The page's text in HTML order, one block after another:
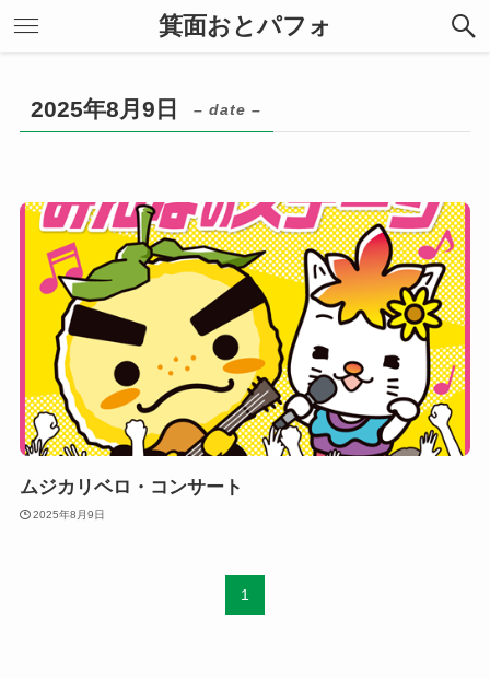
箕面おとパフォ
2025年8月9日 – date –
ムジカリベロ・コンサート
2025年8月9日
1